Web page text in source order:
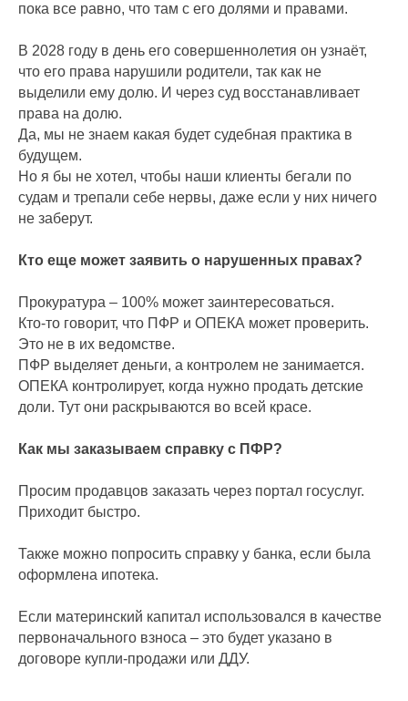
пока все равно, что там с его долями и правами.
В 2028 году в день его совершеннолетия он узнаёт,
что его права нарушили родители, так как не
выделили ему долю. И через суд восстанавливает
права на долю.
Да, мы не знаем какая будет судебная практика в
будущем.
Но я бы не хотел, чтобы наши клиенты бегали по
судам и трепали себе нервы, даже если у них ничего
не заберут.
Кто еще может заявить о нарушенных правах?
Прокуратура – 100% может заинтересоваться.
Кто-то говорит, что ПФР и ОПЕКА может проверить.
Это не в их ведомстве.
ПФР выделяет деньги, а контролем не занимается.
ОПЕКА контролирует, когда нужно продать детские
доли. Тут они раскрываются во всей красе.
Как мы заказываем справку с ПФР?
Просим продавцов заказать через портал госуслуг.
Приходит быстро.
Также можно попросить справку у банка, если была
оформлена ипотека.
Если материнский капитал использовался в качестве
первоначального взноса – это будет указано в
договоре купли-продажи или ДДУ.